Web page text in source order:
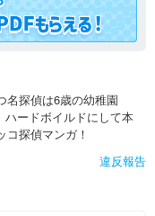
名探偵は6歳の幼稚園
ードボイルドにして本
探偵マンガ！
違反報告